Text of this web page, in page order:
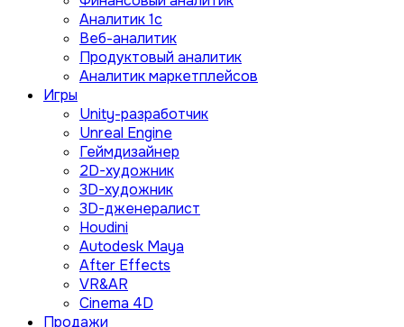
Aналитик 1с
Веб-аналитик
Продуктовый аналитик
Аналитик маркетплейсов
Игры
Unity-разработчик
Unreal Engine
Геймдизайнер
2D-художник
3D-художник
3D-дженералист
Houdini
Autodesk Maya
After Effects
VR&AR
Cinema 4D
Продажи